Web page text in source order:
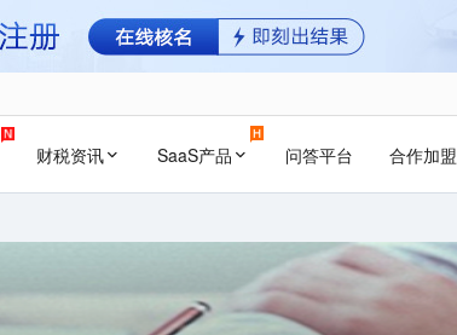
财税资讯 SaaS产品 问答平台 合作加盟